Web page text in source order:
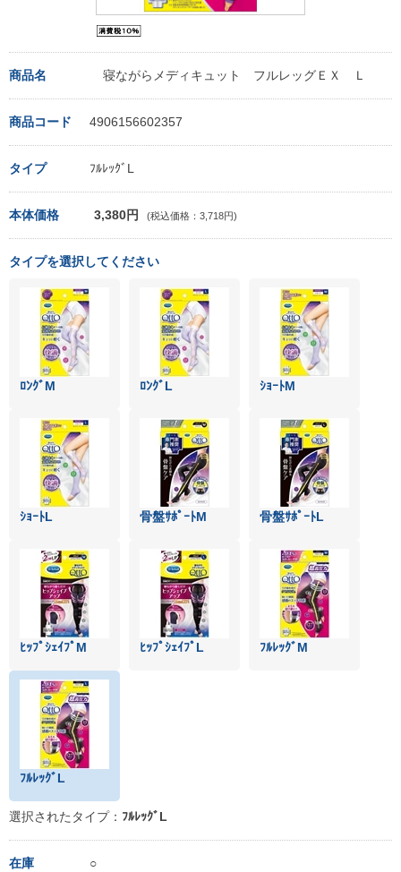
商品名 寝ながらメディキュット フルレッグＥＸ Ｌ
商品コード 4906156602357
タイプ ﾌﾙﾚｯｸﾞL
本体価格 3,380円 (税込価格：3,718円)
タイプを選択してください
ﾛﾝｸﾞM ﾛﾝｸﾞL ｼｮｰﾄM
ｼｮｰﾄL 骨盤ｻﾎﾟｰﾄM 骨盤ｻﾎﾟｰﾄL
ﾋｯﾌﾟｼｪｲﾌﾟM ﾋｯﾌﾟｼｪｲﾌﾟL ﾌﾙﾚｯｸﾞM
ﾌﾙﾚｯｸﾞL
選択されたタイプ： ﾌﾙﾚｯｸﾞL
在庫 ○